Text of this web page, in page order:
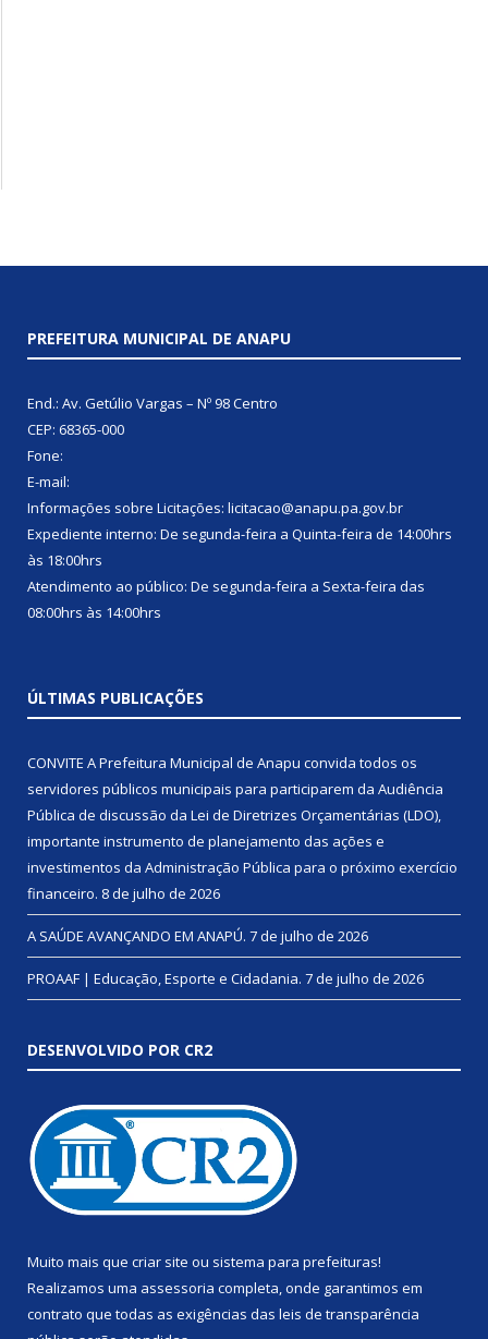
PREFEITURA MUNICIPAL DE ANAPU
End.: Av. Getúlio Vargas – Nº 98 Centro
CEP: 68365-000
Fone:
E-mail:
Informações sobre Licitações: licitacao@anapu.pa.gov.br
Expediente interno: De segunda-feira a Quinta-feira de 14:00hrs
às 18:00hrs
Atendimento ao público: De segunda-feira a Sexta-feira das
08:00hrs às 14:00hrs
ÚLTIMAS PUBLICAÇÕES
CONVITE A Prefeitura Municipal de Anapu convida todos os
servidores públicos municipais para participarem da Audiência
Pública de discussão da Lei de Diretrizes Orçamentárias (LDO),
importante instrumento de planejamento das ações e
investimentos da Administração Pública para o próximo exercício
financeiro. 8 de julho de 2026
A SAÚDE AVANÇANDO EM ANAPÚ. 7 de julho de 2026
PROAAF | Educação, Esporte e Cidadania. 7 de julho de 2026
DESENVOLVIDO POR CR2
Muito mais que criar site ou sistema para prefeituras!
Realizamos uma assessoria completa, onde garantimos em
contrato que todas as exigências das leis de transparência